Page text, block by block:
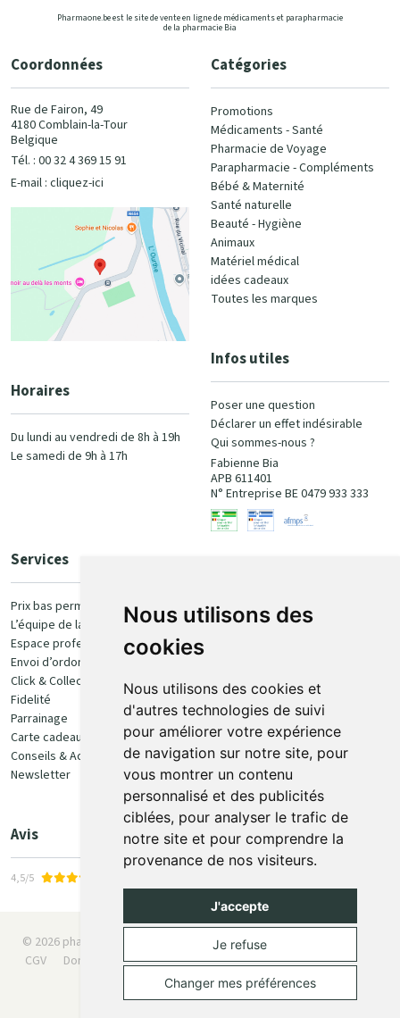
Nous utilisons des
cookies
Nous utilisons des cookies et
d'autres technologies de suivi
pour améliorer votre expérience
de navigation sur notre site, pour
vous montrer un contenu
personnalisé et des publicités
ciblées, pour analyser le trafic de
notre site et pour comprendre la
provenance de nos visiteurs.
J'accepte
Je refuse
Changer mes préférences
Pharmaone.be est le site de vente en ligne de médicaments et parapharmacie
de la pharmacie Bia
Coordonnées
Rue de Fairon, 49
4180 Comblain-la-Tour
Belgique
Tél. : 00 32 4 369 15 91
E-mail : cliquez-ici
Horaires
Du lundi au vendredi de 8h à 19h
Le samedi de 9h à 17h
Catégories
Promotions
Médicaments - Santé
Pharmacie de Voyage
Parapharmacie - Compléments
Bébé & Maternité
Santé naturelle
Beauté - Hygiène
Animaux
Matériel médical
idées cadeaux
Toutes les marques
Infos utiles
Poser une question
Déclarer un effet indésirable
Qui sommes-nous ?
Fabienne Bia
APB 611401
N° Entreprise BE 0479 933 333
Services
Prix bas permanent
L’équipe de la pharmacie
Espace professionnel
Envoi d’ordonnance
Click & Collect
Fidelité
Parrainage
Carte cadeau
Conseils & Actualités
Newsletter
Avis
4,5/5
100% sécurisé
Retrait et livraison
Retrait en Click & Collect
Livraison à domicile
Livraison en Point Relais
© 2026 pharmaone.be Tous droits réservés
CGV
Données personnelles Cookies
Préférences Cookies
Apotekisto